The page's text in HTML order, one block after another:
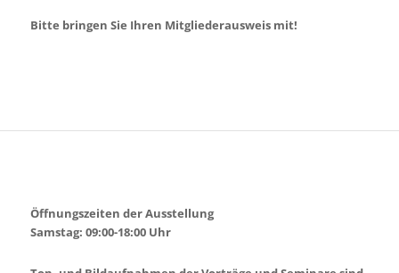
Bitte bringen Sie Ihren Mitgliederausweis mit!
Öffnungszeiten der Ausstellung
Samstag: 09:00-18:00 Uhr